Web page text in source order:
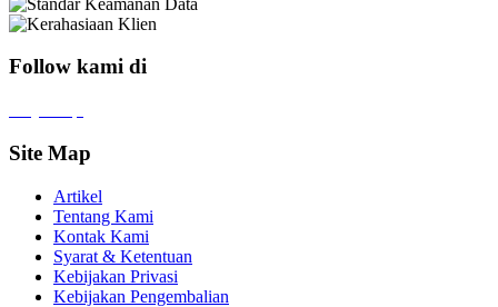
Follow kami di
Site Map
Artikel
Tentang Kami
Kontak Kami
Syarat & Ketentuan
Kebijakan Privasi
Kebijakan Pengembalian